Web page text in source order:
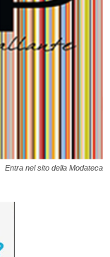
Entra nel sito della Modateca